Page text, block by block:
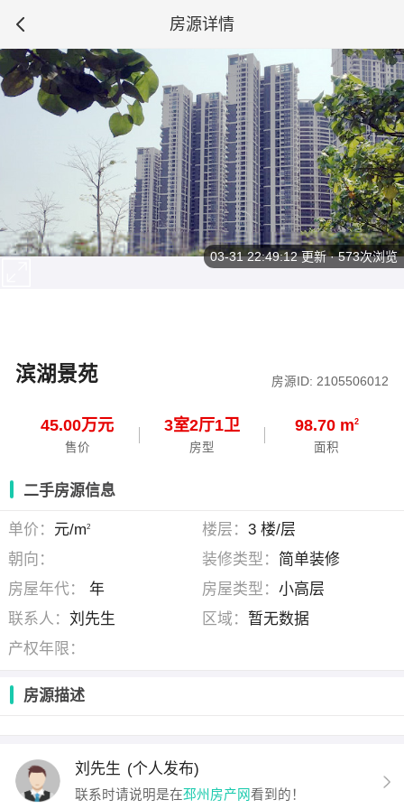
房源详情
滨湖景苑 房源ID: 2105506012
45.00万元
售价
3室2厅1卫
房型
98.70 m2
面积
03-31 22:49:12更新 · 573次浏览
二手房源信息
单价： 元/m2 楼层： 3 楼/层
朝向：
装修类型： 简单装修
房屋年代：
年 房屋类型： 小高层
联系人：刘先生 区域： 暂无数据
产权年限：
房源描述
刘先生 (个人发布)
联系时请说明是在邳州房产网看到的！